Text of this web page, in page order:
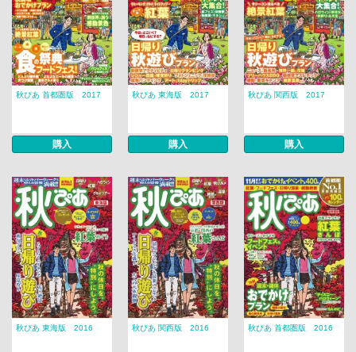
秋ぴあ 首都圏版 2017
購入
秋ぴあ 東海版 2017
購入
秋ぴあ 関西版 2017
購入
秋ぴあ 東海版 2016 秋ぴあ 関西版 2016 秋ぴあ 首都圏版 2016